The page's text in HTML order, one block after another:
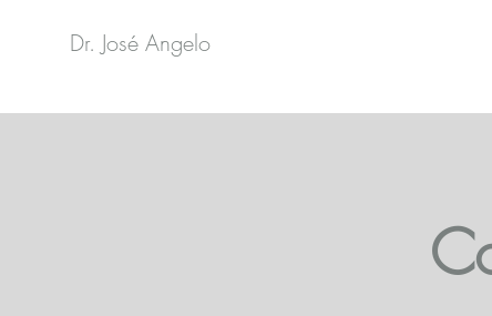
Dr. José Angelo